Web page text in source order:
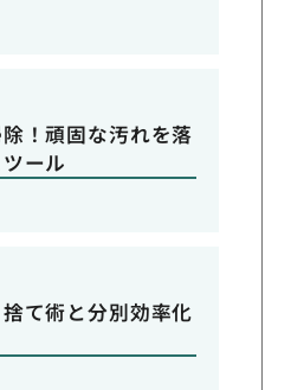
！頑固な汚れを落
ール
て術と分別効率化